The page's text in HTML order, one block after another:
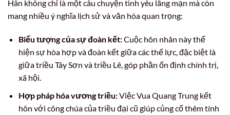
Hân không chỉ là một câu chuyện tình yêu lãng mạn mà còn
mang nhiều ý nghĩa lịch sử và văn hóa quan trọng:
Biểu tượng của sự đoàn kết:Cuộc hôn nhân này thể
hiện sự hòa hợp và đoàn kết giữa các thế lực, đặc biệt là
giữa triều Tây Sơn và triều Lê, góp phần ổn định chính trị,
xã hội.
Hợp pháp hóa vương triều:Việc Vua Quang Trung kết
hôn với công chúa của triều đại cũ giúp củng cố thêm tính